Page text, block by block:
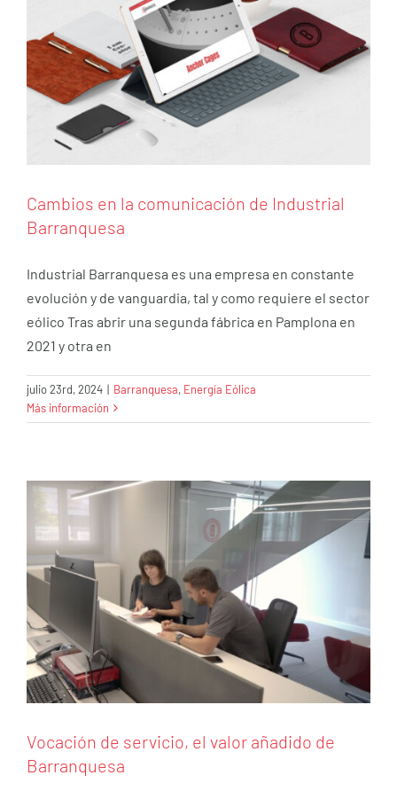
Cambios en la comunicación de Industrial
Barranquesa
Industrial Barranquesa es una empresa en constante
evolución y de vanguardia, tal y como requiere el sector
eólico Tras abrir una segunda fábrica en Pamplona en
2021 y otra en
julio 23rd, 2024 | Barranquesa, Energía Eólica
Más información
Barranquesa
Barranquesa Renovables
Vocación de servicio, el valor añadido de
Barranquesa